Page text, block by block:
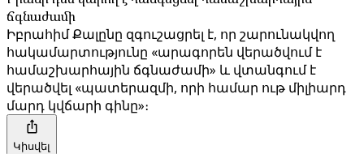
ճգնաժամի
Իբրահիմ Քալընը զգուշացրել է, որ շարունակվող
հակամարտությունը «արագորեն վերածվում է
համաշխարհային ճգնաժամի» և վտանգում է
վերածվել «պատերազմի, որի համար ութ միլիարդ
մարդ կվճարի գինը»։
Կիսվել